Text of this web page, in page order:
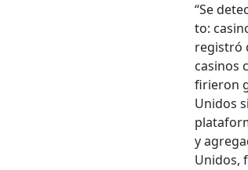
“Se
to:
reg­istró
casi­nos
firieron
Unidos
y
Unidos,